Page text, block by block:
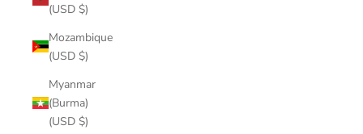
(USD $)
Mozambique
(USD $)
Myanmar
(Burma)
(USD $)